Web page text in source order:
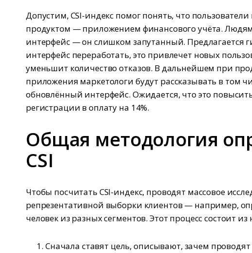
Допустим, CSI-индекс помог понять, что
продуктом — приложением финансового учёта.
интерфейс — он слишком запутанный. Предлагается
интерфейс переработать, это привлечет новых
уменьшит количество отказов. В дальнейшем при
приложения маркетологи будут рассказывать в том
обновлённый интерфейс. Ожидается, что это
регистрации в оплату на 14%.
Общая методология
CSI
Чтобы посчитать CSI-индекс, проводят массовое
репрезентативной выборки клиентов — например,
человек из разных сегментов. Этот процесс состоит из
Сначала ставят цель, описывают, зачем